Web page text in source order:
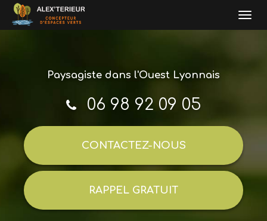
Paysagiste dans l'Ouest Lyonnais
06 98 92 09 05
CONTACTEZ-NOUS
RAPPEL GRATUIT